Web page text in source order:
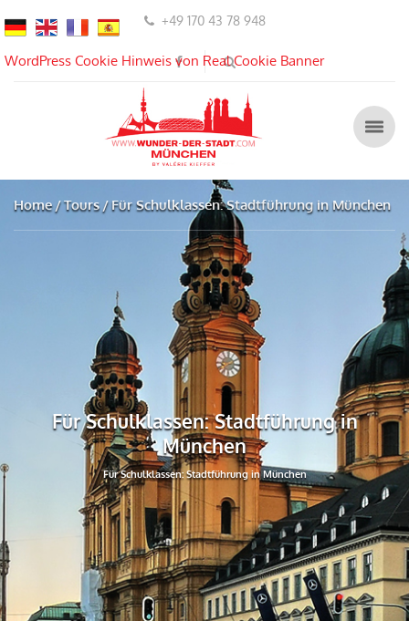
+49 170 43 78 948
Home Tours Für Schulklassen: Stadtführung in München
Für Schulklassen: Stadtführung in
München
Für Schulklassen: Stadtführung in München
WordPress Cookie Hinweis von Real Cookie Banner